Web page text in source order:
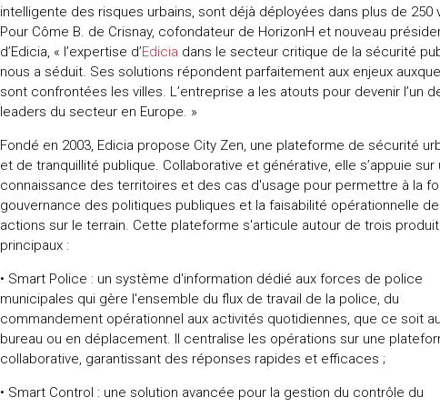
intelligente des risques urbains, sont déjà déployées dans plus de 250
Pour Côme B. de Crisnay, cofondateur de HorizonH et nouveau
d’Edicia, « l’expertise d’Edicia dans le secteur critique de la sécurité
nous a séduit. Ses solutions répondent parfaitement aux enjeux
sont confrontées les villes. L’entreprise a les atouts pour devenir l’un
leaders du secteur en Europe. »
Fondé en 2003, Edicia propose City Zen, une plateforme de sécurité
et de tranquillité publique. Collaborative et générative, elle s’appuie sur
connaissance des territoires et des cas d'usage pour permettre à la
gouvernance des politiques publiques et la faisabilité opérationnelle
actions sur le terrain. Cette plateforme s'articule autour de trois
principaux :
• Smart Police : un système d'information dédié aux forces de police
municipales qui gère l'ensemble du flux de travail de la police, du
commandement opérationnel aux activités quotidiennes, que ce soit au
bureau ou en déplacement. Il centralise les opérations sur une
collaborative, garantissant des réponses rapides et efficaces ;
• Smart Control : une solution avancée pour la gestion du contrôle du